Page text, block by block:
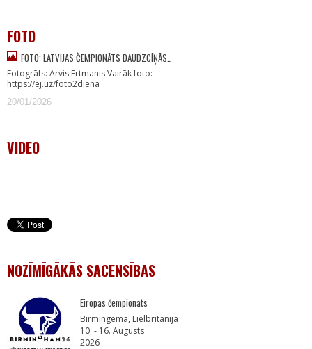
FOTO
FOTO: LATVIJAS ČEMPIONĀTS DAUDZCĪŅĀS…
Fotogrāfs: Arvis Ertmanis Vairāk foto:
https://ej.uz/foto2diena
20/01/2026
VIDEO
NOZĪMĪGĀKĀS SACENSĪBAS
Eiropas čempionāts
Birmingema, Lielbritānija
10. - 16. Augusts
2026